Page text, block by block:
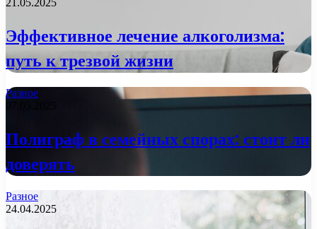
21.05.2025
Эффективное лечение алкоголизма:
путь к трезвой жизни
Разное
07.05.2025
Полиграф в семейных спорах: стоит ли
доверять
Разное
24.04.2025